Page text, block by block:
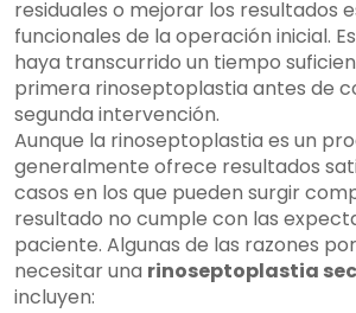
residuales o mejorar los resultados
funcionales de la operación inicial.
haya transcurrido un tiempo
primera rinoseptoplastia antes de
segunda intervención.
Aunque la rinoseptoplastia es un
generalmente ofrece resultados
casos en los que pueden surgir
resultado no cumple con las
paciente. Algunas de las razones
necesitar una rinoseptoplastia
incluyen: